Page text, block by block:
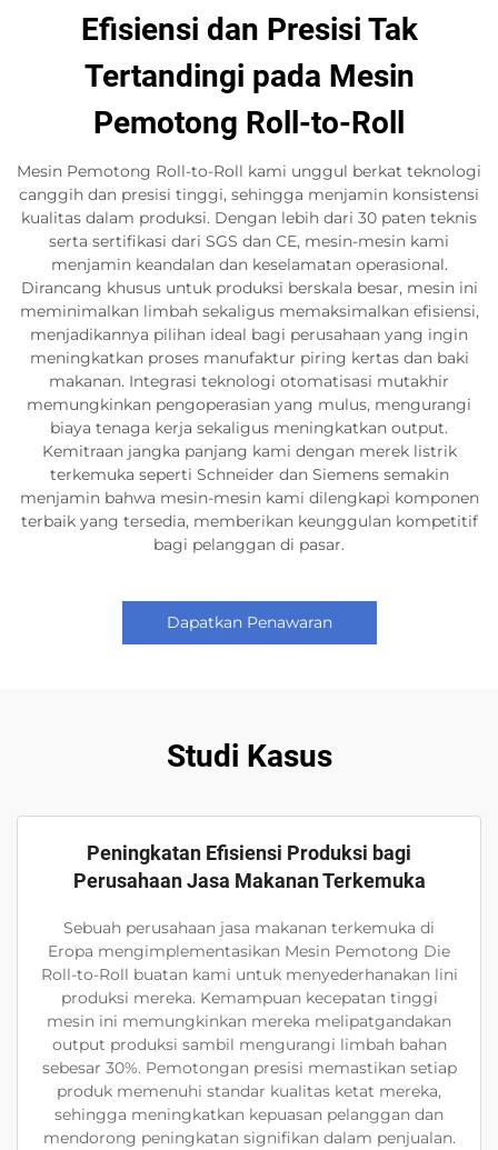
Efisiensi dan Presisi Tak
Tertandingi pada Mesin
Pemotong Roll-to-Roll
Mesin Pemotong Roll-to-Roll kami unggul berkat teknologi
canggih dan presisi tinggi, sehingga menjamin konsistensi
kualitas dalam produksi. Dengan lebih dari 30 paten teknis
serta sertifikasi dari SGS dan CE, mesin-mesin kami
menjamin keandalan dan keselamatan operasional.
Dirancang khusus untuk produksi berskala besar, mesin ini
meminimalkan limbah sekaligus memaksimalkan efisiensi,
menjadikannya pilihan ideal bagi perusahaan yang ingin
meningkatkan proses manufaktur piring kertas dan baki
makanan. Integrasi teknologi otomatisasi mutakhir
memungkinkan pengoperasian yang mulus, mengurangi
biaya tenaga kerja sekaligus meningkatkan output.
Kemitraan jangka panjang kami dengan merek listrik
terkemuka seperti Schneider dan Siemens semakin
menjamin bahwa mesin-mesin kami dilengkapi komponen
terbaik yang tersedia, memberikan keunggulan kompetitif
bagi pelanggan di pasar.
Dapatkan Penawaran
Studi Kasus
Peningkatan Efisiensi Produksi bagi
Perusahaan Jasa Makanan Terkemuka
Sebuah perusahaan jasa makanan terkemuka di
Eropa mengimplementasikan Mesin Pemotong Die
Roll-to-Roll buatan kami untuk menyederhanakan lini
produksi mereka. Kemampuan kecepatan tinggi
mesin ini memungkinkan mereka melipatgandakan
output produksi sambil mengurangi limbah bahan
sebesar 30%. Pemotongan presisi memastikan setiap
produk memenuhi standar kualitas ketat mereka,
sehingga meningkatkan kepuasan pelanggan dan
mendorong peningkatan signifikan dalam penjualan.